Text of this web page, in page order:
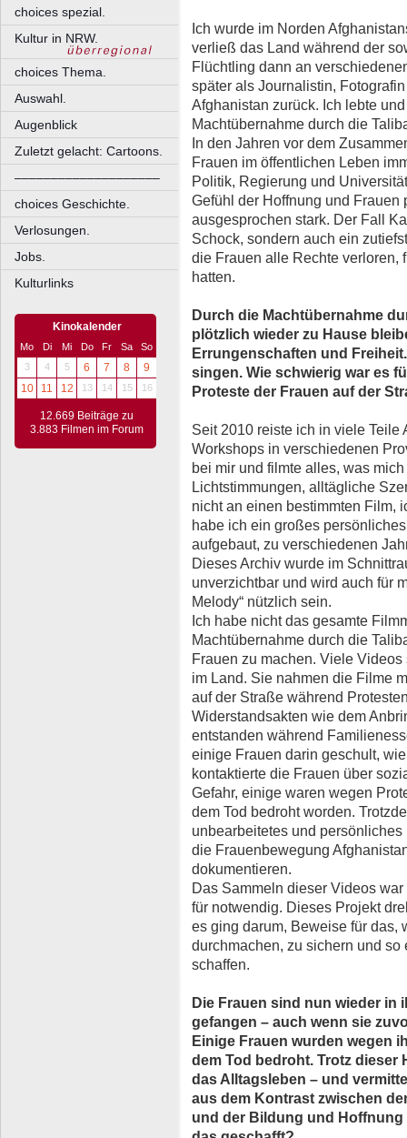
choices spezial.
Kultur in NRW.
choices Thema.
Auswahl.
Augenblick
Zuletzt gelacht: Cartoons.
––––––––––––––––––––
choices Geschichte.
Verlosungen.
Jobs.
Kulturlinks
Kinokalender
Mo Di Mi Do Fr Sa
So
3
4 5 6 7 8
9
10
11 12 13 14 15 16
12.669 Beiträge zu
3.883 Filmen im Forum
Ich wurde im Norden
verließ das Land während der
Flüchtling dann an
später als Journalistin,
Afghanistan zurück. Ich lebte
Machtübernahme durch die
In den Jahren vor dem
Frauen im öffentlichen Leben
Politik, Regierung und
Gefühl der Hoffnung und Frauen
ausgesprochen stark. Der Fall
Schock, sondern auch ein
die Frauen alle Rechte verloren,
hatten.
Durch die Machtübernahme
plötzlich wieder zu Hause
Errungenschaften und
singen. Wie schwierig war es
Proteste der Frauen auf der
Seit 2010 reiste ich in viele
Workshops in verschiedenen
bei mir und filmte alles, was
Lichtstimmungen, alltägliche
nicht an einen bestimmten Film,
habe ich ein großes
aufgebaut, zu verschiedenen
Dieses Archiv wurde im
unverzichtbar und wird auch für
Melody“ nützlich sein.
Ich habe nicht das gesamte
Machtübernahme durch die
Frauen zu machen. Viele
im Land. Sie nahmen die Filme
auf der Straße während
Widerstandsakten wie dem
entstanden während
einige Frauen darin geschult,
kontaktierte die Frauen über
Gefahr, einige waren wegen
dem Tod bedroht worden.
unbearbeitetes und
die Frauenbewegung
dokumentieren.
Das Sammeln dieser Videos
für notwendig. Dieses Projekt
es ging darum, Beweise für das,
durchmachen, zu sichern und
schaffen.
Die Frauen sind nun wieder
gefangen – auch wenn sie
Einige Frauen wurden wegen
dem Tod bedroht. Trotz
das Alltagsleben – und
aus dem Kontrast zwischen
und der Bildung und Hoffnung